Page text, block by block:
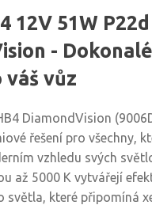
12V 51W P22d
-
vůz
DiamondVision
řešení pro všechny,
vzhledu svých
až 5000 K vytvářejí
světla, které připomíná